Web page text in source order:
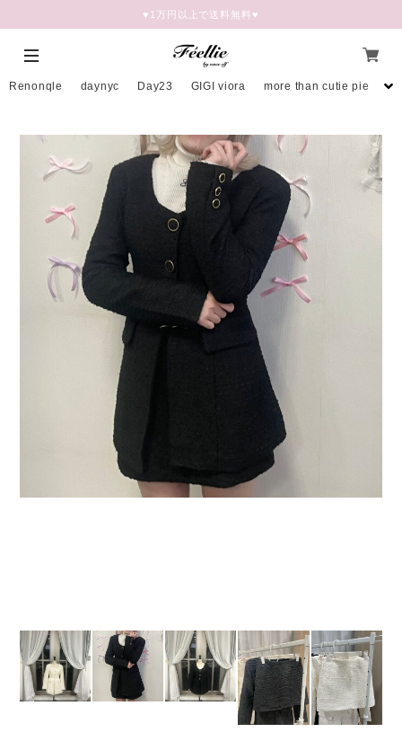
♥︎1万円以上で送料無料♥
Renonqle daynyc Day23 GIGI viora more than cutie pie